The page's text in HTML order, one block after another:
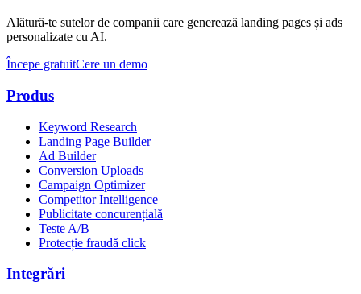
Alătură-te sutelor de companii care generează landing pages și ads
personalizate cu AI.
Începe gratuitCere un demo
Produs
Keyword Research
Landing Page Builder
Ad Builder
Conversion Uploads
Campaign Optimizer
Competitor Intelligence
Publicitate concurențială
Teste A/B
Protecție fraudă click
Integrări